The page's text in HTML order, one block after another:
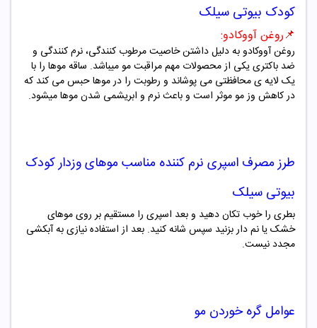
کودک بیوتی سیلک
📌روغن آووکادو:
روغن آووکادو به دلیل داشتن خاصیت مرطوب کنندگی، نرم کنندگی و
ضد باکتری یکی از محصولات مهم مراقبت مو میباشد. ساقه موها را با
یک لایه ی محافظتی می پوشاند و رطوبت را در موها حبس می کند که
در کاهش وز مو موثر است و باعث نرم و ابریشمی شدن موها میشود.
طرز مصرف اسپری نرم کننده مناسب موهای وزدار کودک
بیوتی سیلک
بطری را خوب تکان دهید و بعد اسپری را مستقیم بر روی موهای
خشک یا نم دار بزنید سپس شانه کنید. بعد از استفاده نیازی به آبکشی
مجدد نیست.
عوامل گره خوردن مو